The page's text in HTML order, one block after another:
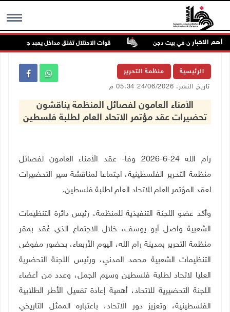
MENU أهم الاخبار
للمستعمرين في بيت دجن قوات الاحتلال تغلق مداخل يعبد جنوب غرب جنين
الرئيسية منظمة التحرير
تاريخ النشر: 24/06/2026 05:34 م
الأمناء العامون لفصائل المنظمة يناقشون
تحضيرات عقد مؤتمر الاتحاد العام لطلبة فلسطين
رام الله 24-6-2026 وفا- عقد الأمناء العامون لفصائل
منظمة التحرير الفلسطينية، اجتماعا لمناقشة سير التحضيرات
لعقد المؤتمر العام للاتحاد العام لطلبة فلسطين.
وأكد عضو اللجنة التنفيذية للمنظمة، رئيس دائرة التنظيمات
الشعبية واصل أبو يوسف، خلال الاجتماع الذي عُقد بمقر
منظمة التحرير بمدينة رام الله، اليوم الأربعاء، بحضور مفوض
التنظيمات الشعبية محمد المدني، ورئيس اللجنة التحضرية
العليا لاتحاد لطلبة فلسطين وسيم الجمل، وعدد من أعضاء
اللجنة التحضيرية للاتحاد، أهمية إعادة تفعيل الأطر الطلابية
الفلسطينية، وتعزيز دور الاتحاد، باعتباره الممثل التاريخي